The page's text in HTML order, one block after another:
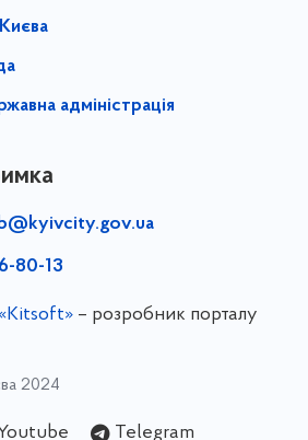
адміністрація
80-13
– розробник порталу
2024
Telegram